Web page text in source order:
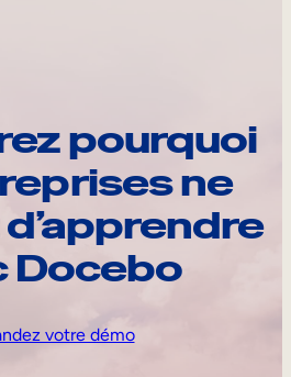
pourquoi
ne
Docebo
votre démo